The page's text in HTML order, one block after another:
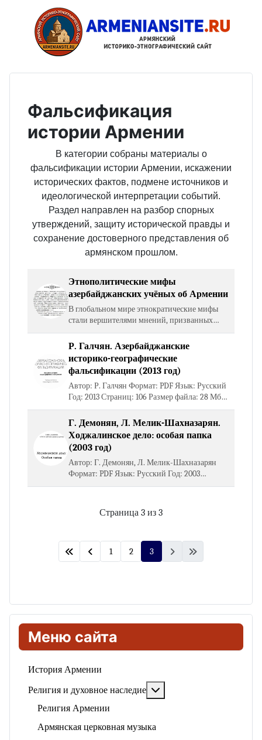
Меню сайта
История Армении
Религия и духовное наследие
Религия Армении
Армянская церковная музыка
Фальсификация
истории Армении
В категории собраны материалы о
фальсификации истории Армении, искажении
исторических фактов, подмене источников и
идеологической интерпретации событий.
Раздел направлен на разбор спорных
утверждений, защиту исторической правды и
сохранение достоверного представления об
армянском прошлом.
Этнополитические мифы
азербайджанских учёных об Армении
В глобальном мире этнократические мифы
стали вершителями мнений, призванных
обеспечить управление историческими
процессами, контролировать направленность
внешней и внутренней…
Р. Галчян. Азербайджанские
историко-географические
фальсификации (2013 год)
Автор: Р. Галчян Формат: PDF Язык: Русский
Год: 2013 Страниц: 106 Размер файла: 28 Мб
Открыть книгу Скачать книгу
Г. Демонян, Л. Мелик-Шахназарян.
Ходжалинское дело: особая папка
(2003 год)
Автор: Г. Демонян, Л. Мелик-Шахназарян
Формат: PDF Язык: Русский Год: 2003
Страниц: 25 Размер файла: 3 Мб Открыть
Страница 3 из 3
1 2 3